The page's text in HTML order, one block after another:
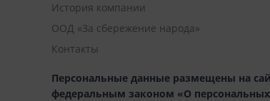
История компании
ООД «За сбережение народа»
Контакты
Персональные данные размещены на
федеральным законом «О